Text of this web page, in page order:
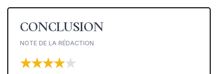
CONCLUSION
NOTE DE LA RÉDACTION
★★★★★
★★★★★